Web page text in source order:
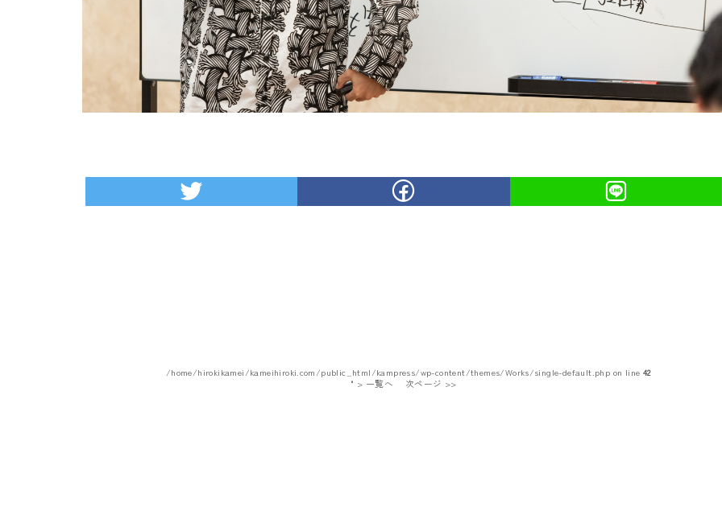
/home/hirokikamei/kameihiroki.com/public_html/kampress/wp-content/themes/Works/single-default.php on line 42
" > 一覧へ
次ページ >>